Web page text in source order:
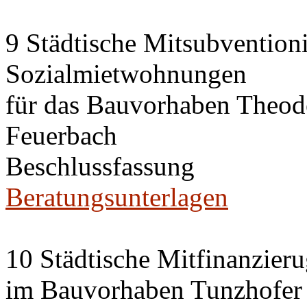
9 Städtische
Sozialmietwohnungen
für das Bauvorhaben
Feuerbach
Beschlussfassung
Beratungsunterlagen
10 Städtische
im Bauvorhaben